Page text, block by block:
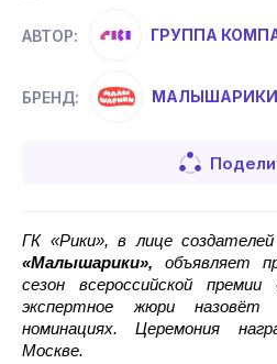
АВТОР: ГРУППА
БРЕНД: МАЛЫШАРИКИ
«Малышарики», объявляет
сезон всероссийской премии
экспертное жюри
номинациях. Церемония
Москве.